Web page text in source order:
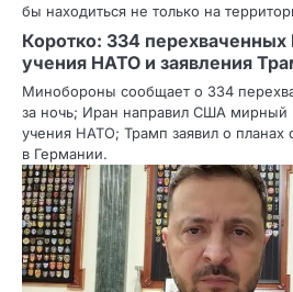
бы находиться не только на
Коротко: 334
учения НАТО и заявления
Минобороны сообщает о 334
за ночь; Иран направил США мирный
учения НАТО; Трамп заявил о планах
в Германии.